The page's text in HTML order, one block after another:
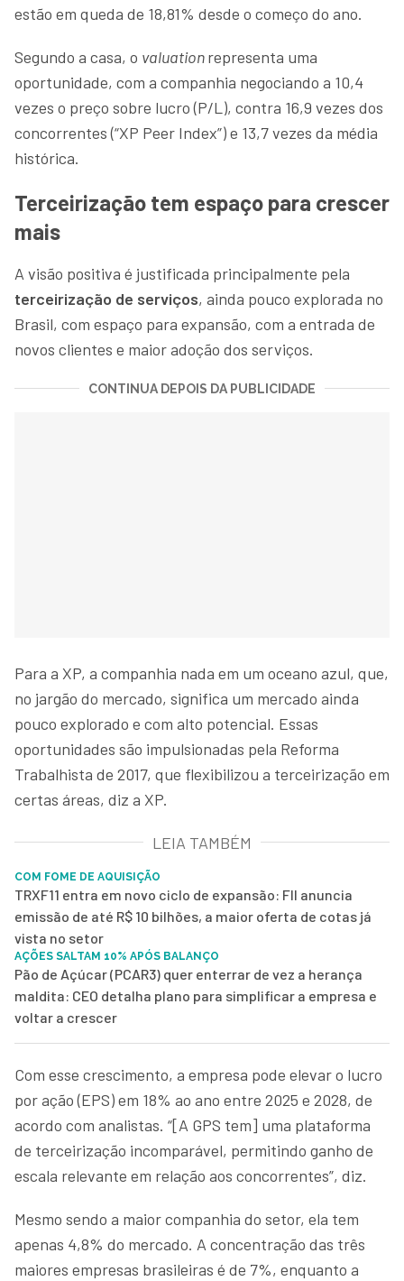
estão em queda de 18,81% desde o começo do ano.
Segundo a casa, o valuationrepresenta uma
oportunidade, com a companhia negociando a 10,4
vezes o preço sobre lucro (P/L), contra 16,9 vezes dos
concorrentes (“XP Peer Index”) e 13,7 vezes da média
histórica.
Terceirização tem espaço para crescer
mais
A visão positiva é justificada principalmente pela
terceirização de serviços, ainda pouco explorada no
Brasil, com espaço para expansão, com a entrada de
novos clientes e maior adoção dos serviços.
CONTINUA DEPOIS DA PUBLICIDADE
Para a XP, a companhia nada em um oceano azul, que,
no jargão do mercado, significa um mercado ainda
pouco explorado e com alto potencial. Essas
oportunidades são impulsionadas pela Reforma
Trabalhista de 2017, que flexibilizou a terceirização em
certas áreas, diz a XP.
LEIA TAMBÉM
COM FOME DE AQUISIÇÃO
TRXF11 entra em novo ciclo de expansão: FII anuncia
emissão de até R$ 10 bilhões, a maior oferta de cotas já
vista no setor
AÇÕES SALTAM 10% APÓS BALANÇO
Pão de Açúcar (PCAR3) quer enterrar de vez a herança
maldita: CEO detalha plano para simplificar a empresa e
voltar a crescer
Com esse crescimento, a empresa pode elevar o lucro
por ação (EPS) em 18% ao ano entre 2025 e 2028, de
acordo com analistas. “[A GPS tem] uma plataforma
de terceirização incomparável, permitindo ganho de
escala relevante em relação aos concorrentes”, diz.
Mesmo sendo a maior companhia do setor, ela tem
apenas 4,8% do mercado. A concentração das três
maiores empresas brasileiras é de 7%, enquanto a